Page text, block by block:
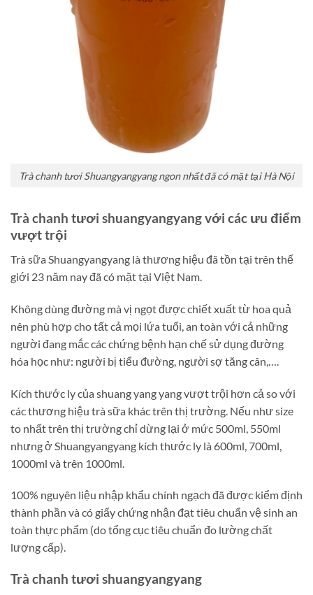
Trà chanh tươi Shuangyangyang ngon nhất đã có mặt tại Hà Nội
Trà chanh tươi shuangyangyang với các ưu điểm
vượt trội
Trà sữa Shuangyangyang là thương hiệu đã tồn tại trên thế
giới 23 năm nay đã có mặt tại Việt Nam.
Không dùng đường mà vị ngọt được chiết xuất từ hoa quả
nên phù hợp cho tất cả mọi lứa tuổi, an toàn với cả những
người đang mắc các chứng bệnh hạn chế sử dụng đường
hóa học như: người bị tiểu đường, người sợ tăng cân,….
Kích thước ly của shuang yang yang vượt trội hơn cả so với
các thương hiệu trà sữa khác trên thị trường. Nếu như size
to nhất trên thị trường chỉ dừng lại ở mức 500ml, 550ml
nhưng ở Shuangyangyang kích thước ly là 600ml, 700ml,
1000ml và trên 1000ml.
100% nguyên liệu nhập khẩu chính ngạch đã được kiểm định
thành phần và có giấy chứng nhận đạt tiêu chuẩn vệ sinh an
toàn thực phẩm (do tổng cục tiêu chuẩn đo lường chất
lượng cấp).
Trà chanh tươi shuangyangyang